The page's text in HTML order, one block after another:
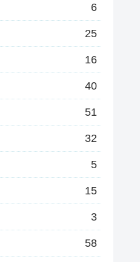
6
25
16
40
51
32
5
15
3
58